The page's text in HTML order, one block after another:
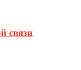
связи